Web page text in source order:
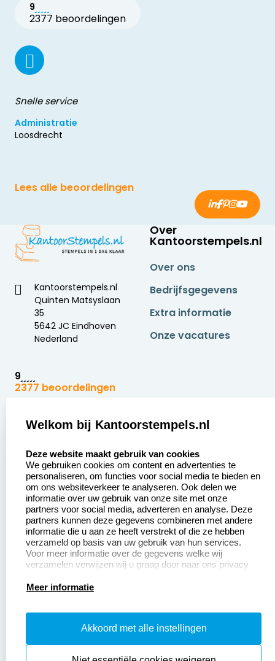
9
2377 beoordelingen
Snelle service
Administratie
Loosdrecht
Lees alle beoordelingen
Kantoorstempels.nl
Quinten Matsyslaan
35
5642 JC Eindhoven
Nederland
9
2377 beoordelingen
Over
Kantoorstempels.nl
Over ons
Bedrijfsgegevens
Extra informatie
Onze vacatures
Zakelijk:
Aanvraag op maat
Betaling &
Verzending
Wederverkoper
worden
Sale
Klantenservice:
Contact opnemen
Veel gestelde vragen
Retourneren
Herroepingsrecht
Productinformatie:
Instructiepagina
Welkom bij Kantoorstempels.nl
Deze website maakt gebruik van cookies
We gebruiken cookies om content en advertenties te
personaliseren, om functies voor social media te bieden en
om ons websiteverkeer te analyseren. Ook delen we
informatie over uw gebruik van onze site met onze
partners voor social media, adverteren en analyse. Deze
partners kunnen deze gegevens combineren met andere
informatie die u aan ze heeft verstrekt of die ze hebben
verzameld op basis van uw gebruik van hun services.
Voor meer informatie over de gegevens welke wij
verzamelen verwijzen wij u graag door naar ons privacy
Meer informatie
Akkoord met alle instellingen